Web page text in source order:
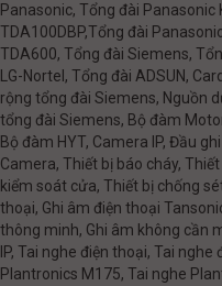
Panasonic, Tổng đài Panasonic
TDA100DBP,Tổng đài
TDA600, Tổng đài Siemens,
LG-Nortel, Tổng đài ADSUN,
rộng tổng đài Siemens, Nguồn
tổng đài Siemens, Bộ đàm
Bộ đàm HYT, Camera IP, Đầu
Camera, Thiết bị báo cháy,
kiểm soát cửa, Thiết bị chống
thoại, Ghi âm điện thoại
thông minh, Ghi âm không cần
IP, Tai nghe điện thoại, Tai
Plantronics M175, Tai nghe